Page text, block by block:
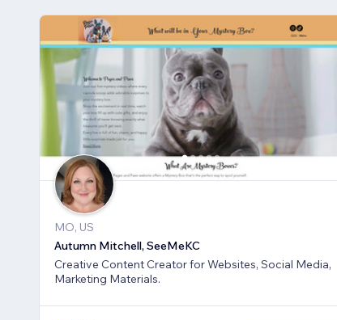
MO, US
Autumn Mitchell, SeeMeKC
Creative Content Creator for Websites, Social Media,
Marketing Materials.